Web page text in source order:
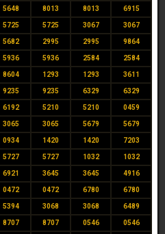
5648 8013 8013 6915
5725 5725 3067 3067
5682 2995 2995 9864
5936 5936 2584 2584
8604 1293 1293 3611
9235 9235 6329 6329
6192 5210 5210 0459
3065 3065 5679 5679
0934 1420 1420 7203
5727 5727 1032 1032
6921 3645 3645 4916
0472 0472 6780 6780
5394 3068 3068 6489
8707 8707 0546 0546